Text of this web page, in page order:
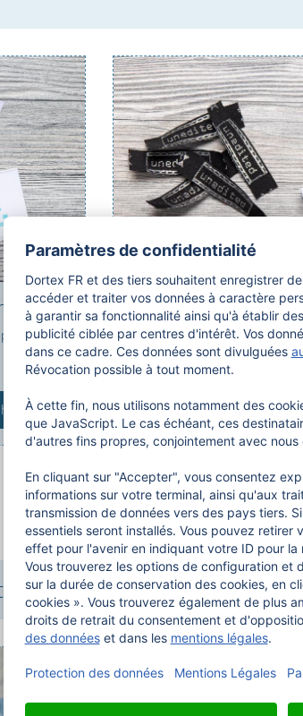
»
DIY
10 étiquettes tissées
unedited »
Étiquettes tissées en coton
unedited ».
7,95€
– Articles de saison 2go